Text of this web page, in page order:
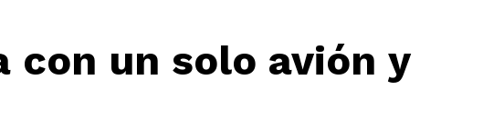
con un solo avión y